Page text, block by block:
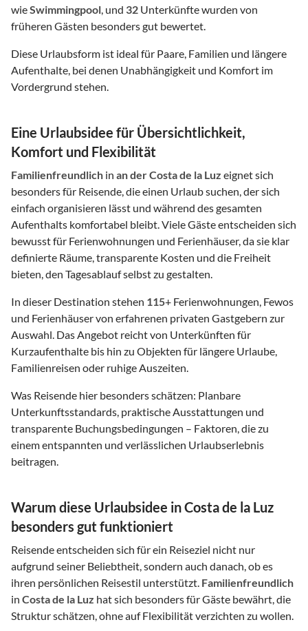
wieSwimmingpool, und 32 Unterkünfte wurden von
früheren Gästen besonders gut bewertet.
Diese Urlaubsform ist ideal für Paare, Familien und längere
Aufenthalte, bei denen Unabhängigkeit und Komfort im
Vordergrund stehen.
Eine Urlaubsidee für Übersichtlichkeit,
Komfort und Flexibilität
Familienfreundlich in an der Costa de la Luz eignet sich
besonders für Reisende, die einen Urlaub suchen, der sich
einfach organisieren lässt und während des gesamten
Aufenthalts komfortabel bleibt. Viele Gäste entscheiden sich
bewusst für Ferienwohnungen und Ferienhäuser, da sie klar
definierte Räume, transparente Kosten und die Freiheit
bieten, den Tagesablauf selbst zu gestalten.
In dieser Destination stehen 115+ Ferienwohnungen, Fewos
und Ferienhäuser von erfahrenen privaten Gastgebern zur
Auswahl. Das Angebot reicht von Unterkünften für
Kurzaufenthalte bis hin zu Objekten für längere Urlaube,
Familienreisen oder ruhige Auszeiten.
Was Reisende hier besonders schätzen: Planbare
Unterkunftsstandards, praktische Ausstattungen und
transparente Buchungsbedingungen – Faktoren, die zu
einem entspannten und verlässlichen Urlaubserlebnis
beitragen.
Warum diese Urlaubsidee in Costa de la Luz
besonders gut funktioniert
Reisende entscheiden sich für ein Reiseziel nicht nur
aufgrund seiner Beliebtheit, sondern auch danach, ob es
ihren persönlichen Reisestil unterstützt. Familienfreundlich
in Costa de la Luz hat sich besonders für Gäste bewährt, die
Struktur schätzen, ohne auf Flexibilität verzichten zu wollen.